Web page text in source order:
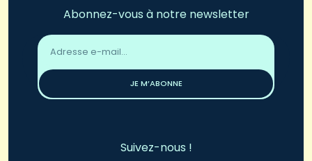
Abonnez-vous à notre newsletter
Adresse
email
JE M’ABONNE
Suivez-nous !